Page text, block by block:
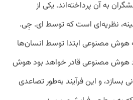
به آن پرداخته‌اند. یکی از
نظریه‌ای است که توسط ای. جِی.
مصنوعی ابتدا توسط انسان‌ها
مصنوعی قادر خواهد بود هوش
بسازد، و این فرآیند به‌طور تصاعدی